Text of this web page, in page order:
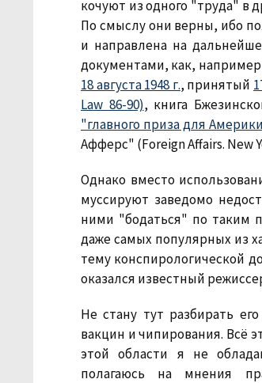
кочуют из одного "труда" в
По смыслу они верны, ибо
и направлена на
документами, как,
18 августа 1948 г., принятый
Law 86-90), книга
"главного приза для
Афферс" (Foreign Affairs. New
Однако вместо
муссируют заведомо
ними "бодаться" по таким
даже самых популярных из
тему конспирологической
оказался известный
Не стану тут разбирать
вакцин и чипирования. Всё
этой области я не
полагаюсь на мнения